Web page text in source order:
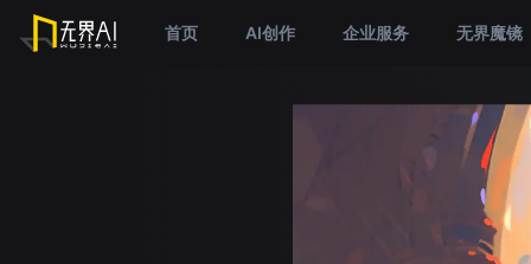
首页 AI创作 企业服务 无界魔镜